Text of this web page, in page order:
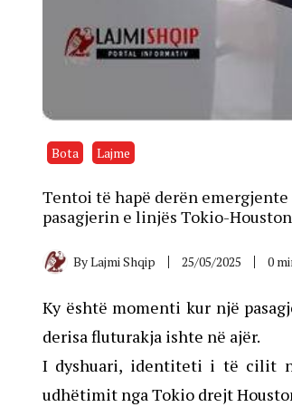
Bota Lajme
Tentoi të hapë derën
pasagjerin e linjës Tokio-Houston
ByLajmi Shqip 25/05/2025 0
Ky është momenti kur një
derisa fluturakja ishte në ajër.
I dyshuari, identiteti i të cilit
udhëtimit nga Tokio drejt